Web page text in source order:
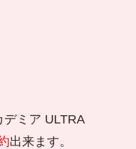
ミア ULTRA
出来ます。